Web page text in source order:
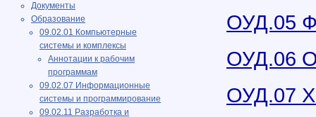
Документы
Образование
09.02.01 Компьютерные
системы и комплексы
Аннотации к рабочим
программам
09.02.07 Информационные
системы и программирование
09.02.11 Разработка и
ОУД.05
ОУД.06
ОУД.07